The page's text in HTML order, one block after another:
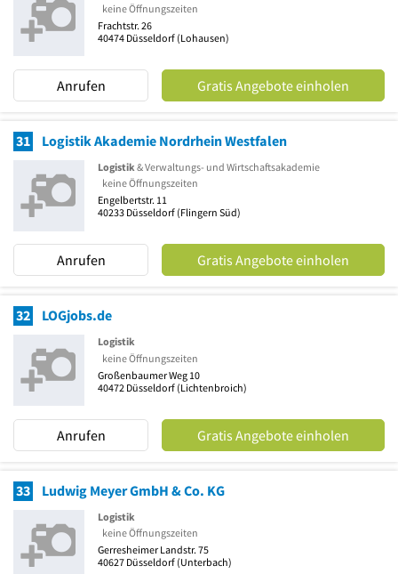
keine Öffnungszeiten
Frachtstr. 26
40474 Düsseldorf (Lohausen)
Anrufen Gratis Angebote einholen
31 Logistik Akademie Nordrhein Westfalen
Logistik & Verwaltungs- und Wirtschaftsakademie
keine Öffnungszeiten
Engelbertstr. 11
40233 Düsseldorf (Flingern Süd)
Anrufen Gratis Angebote einholen
32 LOGjobs.de
Logistik
keine Öffnungszeiten
Großenbaumer Weg 10
40472 Düsseldorf (Lichtenbroich)
Anrufen Gratis Angebote einholen
33 Ludwig Meyer GmbH & Co. KG
Logistik
keine Öffnungszeiten
Gerresheimer Landstr. 75
40627 Düsseldorf (Unterbach)